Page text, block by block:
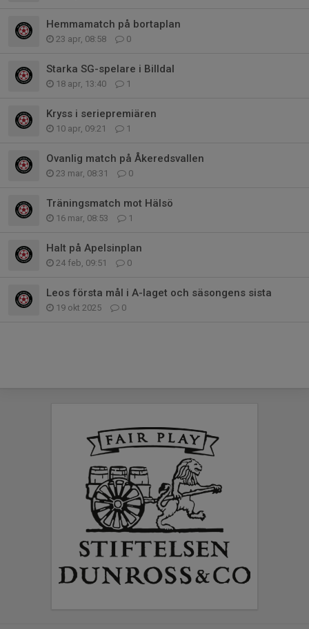
Hemmamatch på bortaplan
23 apr, 08:58 0
Starka SG-spelare i Billdal
18 apr, 13:40 1
Kryss i seriepremiären
10 apr, 09:21 1
Ovanlig match på Åkeredsvallen
23 mar, 08:31 0
Träningsmatch mot Hälsö
16 mar, 08:53 1
Halt på Apelsinplan
24 feb, 09:51 0
Leos första mål i A-laget och säsongens sista
19 okt 2025 0